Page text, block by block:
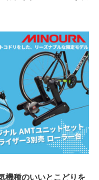
機種のいいとこどりを